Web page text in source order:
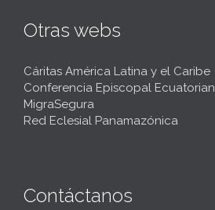
Otras webs
Cáritas América Latina y el Caribe
Conferencia Episcopal
MigraSegura
Red Eclesial Panamazónica
Contáctanos